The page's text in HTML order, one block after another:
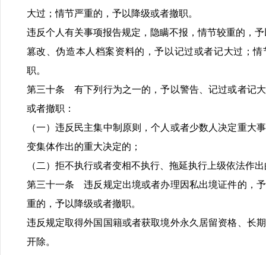
大过；情节严重的，予以降级或者撤职。
违反个人有关事项报告规定，隐瞒不报，情节较重的，
篡改、伪造本人档案资料的，予以记过或者记大过；
职。
第三十条 有下列行为之一的，予以警告、记过或者记
或者撤职：
（一）违反民主集中制原则，个人或者少数人决定重大
变集体作出的重大决定的；
（二）拒不执行或者变相不执行、拖延执行上级依法作
第三十一条 违反规定出境或者办理因私出境证件的，
重的，予以降级或者撤职。
违反规定取得外国国籍或者获取境外永久居留资格、长
开除。